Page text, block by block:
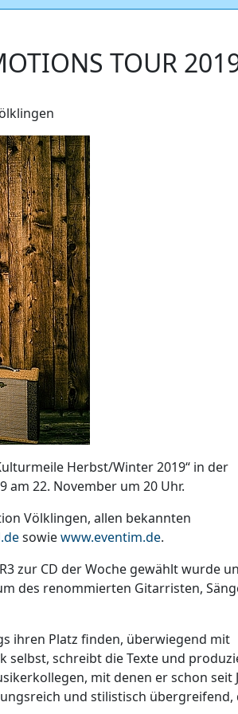
TOUR
Herbst/Winter 2019“ in der
am 22. November um 20 Uhr.
Völklingen, allen bekannten
sowiewww.eventim.de.
zur CD der Woche gewählt wurde
des renommierten Gitarristen,
ihren Platz finden, überwiegend mit
schreibt die Texte und
mit denen er schon seit
und stilistisch übergreifend,